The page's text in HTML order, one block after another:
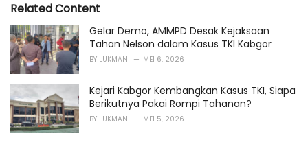
r
i
e
s
:
:Related Content
Gelar Demo, AMMPD Desak Kejaksaan
Tahan Nelson dalam Kasus TKI Kabgor
BY LUKMAN MEI 6, 2026
Kejari Kabgor Kembangkan Kasus TKI, Siapa
Berikutnya Pakai Rompi Tahanan?
BY LUKMAN MEI 5, 2026